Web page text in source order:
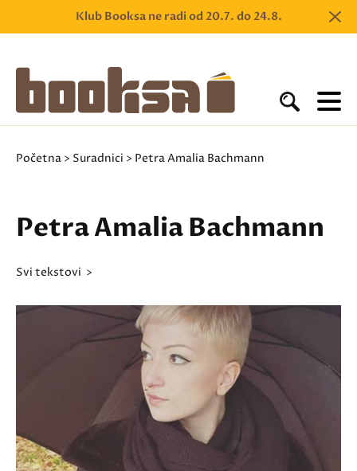
Klub Booksa ne radi od 20.7. do 24.8.
Početna > Suradnici > Petra Amalia Bachmann
Petra Amalia Bachmann
svi tekstovi >